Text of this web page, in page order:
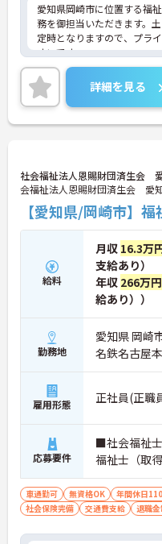
愛知県岡崎市に位置する福
務を御担当いただきます。
定時となりますので、プラ
すいです。
ご興味をお持ちの方には詳
トをお伝えしますのでお気
いませ。
詳細を見る
社会福祉法人恩賜財団済生会
会福祉法人恩賜財団済生会 愛
【愛知県/岡崎市】
給料
月収 16.3万
支給あり）
年収 266万
給あり））
勤務地
愛知県 岡崎
名鉄名古屋
雇用形態 正社員(正職
応募要件
■社会福祉
福祉士（取
車通勤可 無資格OK 年間休日
社会保険完備
交通費支給 退職金